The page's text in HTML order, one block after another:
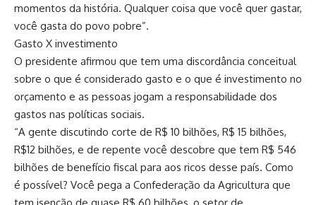
momentos da história. Qualquer coisa que você quer gastar,
você gasta do povo pobre”.
Gasto X investimento
O presidente afirmou que tem uma discordância conceitual
sobre o que é considerado gasto e o que é investimento no
orçamento e as pessoas jogam a responsabilidade dos
gastos nas políticas sociais.
“A gente discutindo corte de R$ 10 bilhões, R$ 15 bilhões,
R$12 bilhões, e de repente você descobre que tem R$ 546
bilhões de benefício fiscal para aos ricos desse país. Como
é possível? Você pega a Confederação da Agricultura que
tem isenção de quase R$ 60 bilhões, o setor de